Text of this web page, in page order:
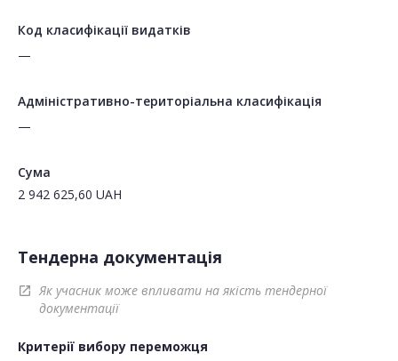
Код класифікації видатків
—
Адміністративно-територіальна класифікація
—
Сума
2 942 625,60 UAH
Тендерна документація
open_in_new
Як учасник може впливати на якість тендерної
документації
Критерії вибору переможця